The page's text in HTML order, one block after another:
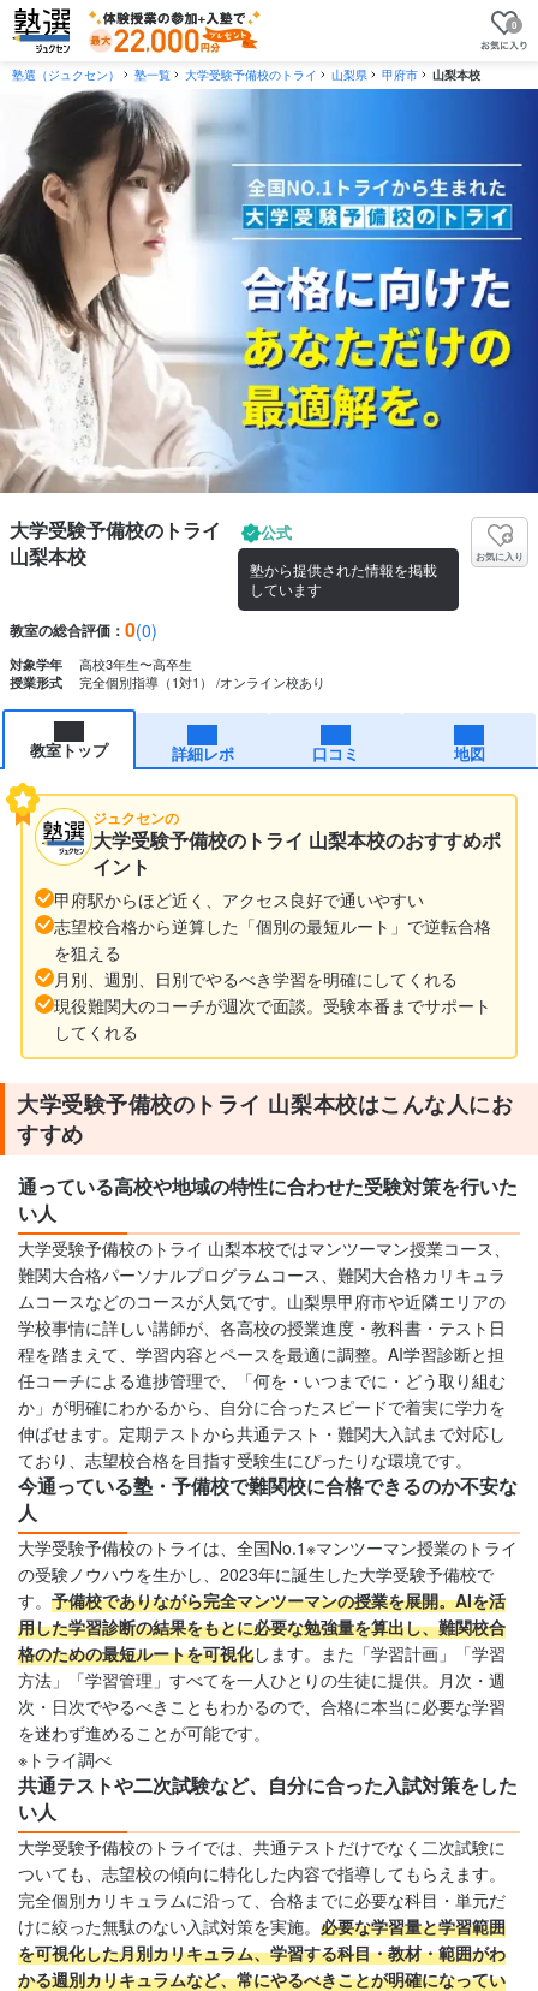
0
塾選（ジュクセン） 塾一覧 大学受験予備校のトライ 山梨県 甲府市 山梨本校
大学受験予備校のトライ
山梨本校
公式
塾から提供された情報を掲載
しています
教室の総合評価： 0(0)
お気に入り
対象学年 高校3年生〜高卒生
授業形式 完全個別指導（1対1） オンライン校あり
教室トップ 詳細レポ 口コミ 地図
ジュクセンの
大学受験予備校のトライ 山梨本校のおすすめポ
イント
甲府駅からほど近く、アクセス良好で通いやすい
志望校合格から逆算した「個別の最短ルート」で逆転合格
を狙える
月別、週別、日別でやるべき学習を明確にしてくれる
現役難関大のコーチが週次で面談。受験本番までサポート
してくれる
大学受験予備校のトライ 山梨本校はこんな人にお
すすめ
通っている高校や地域の特性に合わせた受験対策を行いた
い人
大学受験予備校のトライ 山梨本校ではマンツーマン授業コース、
難関大合格パーソナルプログラムコース、難関大合格カリキュラ
ムコースなどのコースが人気です。山梨県甲府市や近隣エリアの
学校事情に詳しい講師が、各高校の授業進度・教科書・テスト日
程を踏まえて、学習内容とペースを最適に調整。AI学習診断と担
任コーチによる進捗管理で、「何を・いつまでに・どう取り組む
か」が明確にわかるから、自分に合ったスピードで着実に学力を
伸ばせます。定期テストから共通テスト・難関大入試まで対応し
ており、志望校合格を目指す受験生にぴったりな環境です。
今通っている塾・予備校で難関校に合格できるのか不安な
人
大学受験予備校のトライは、全国No.1※マンツーマン授業のトライ
の受験ノウハウを生かし、2023年に誕生した大学受験予備校で
す。 予備校でありながら完全マンツーマンの授業を展開。AIを活
用した学習診断の結果をもとに必要な勉強量を算出し、難関校合
格のための最短ルートを可視化します。また「学習計画」「学習
方法」「学習管理」すべてを一人ひとりの生徒に提供。月次・週
次・日次でやるべきこともわかるので、合格に本当に必要な学習
を迷わず進めることが可能です。
※トライ調べ
共通テストや二次試験など、自分に合った入試対策をした
い人
大学受験予備校のトライでは、共通テストだけでなく二次試験に
ついても、志望校の傾向に特化した内容で指導してもらえます。
完全個別カリキュラムに沿って、合格までに必要な科目・単元だ
けに絞った無駄のない入試対策を実施。 必要な学習量と学習範囲
を可視化した月別カリキュラム、学習する科目・教材・範囲がわ
かる週別カリキュラムなど、常にやるべきことが明確になってい